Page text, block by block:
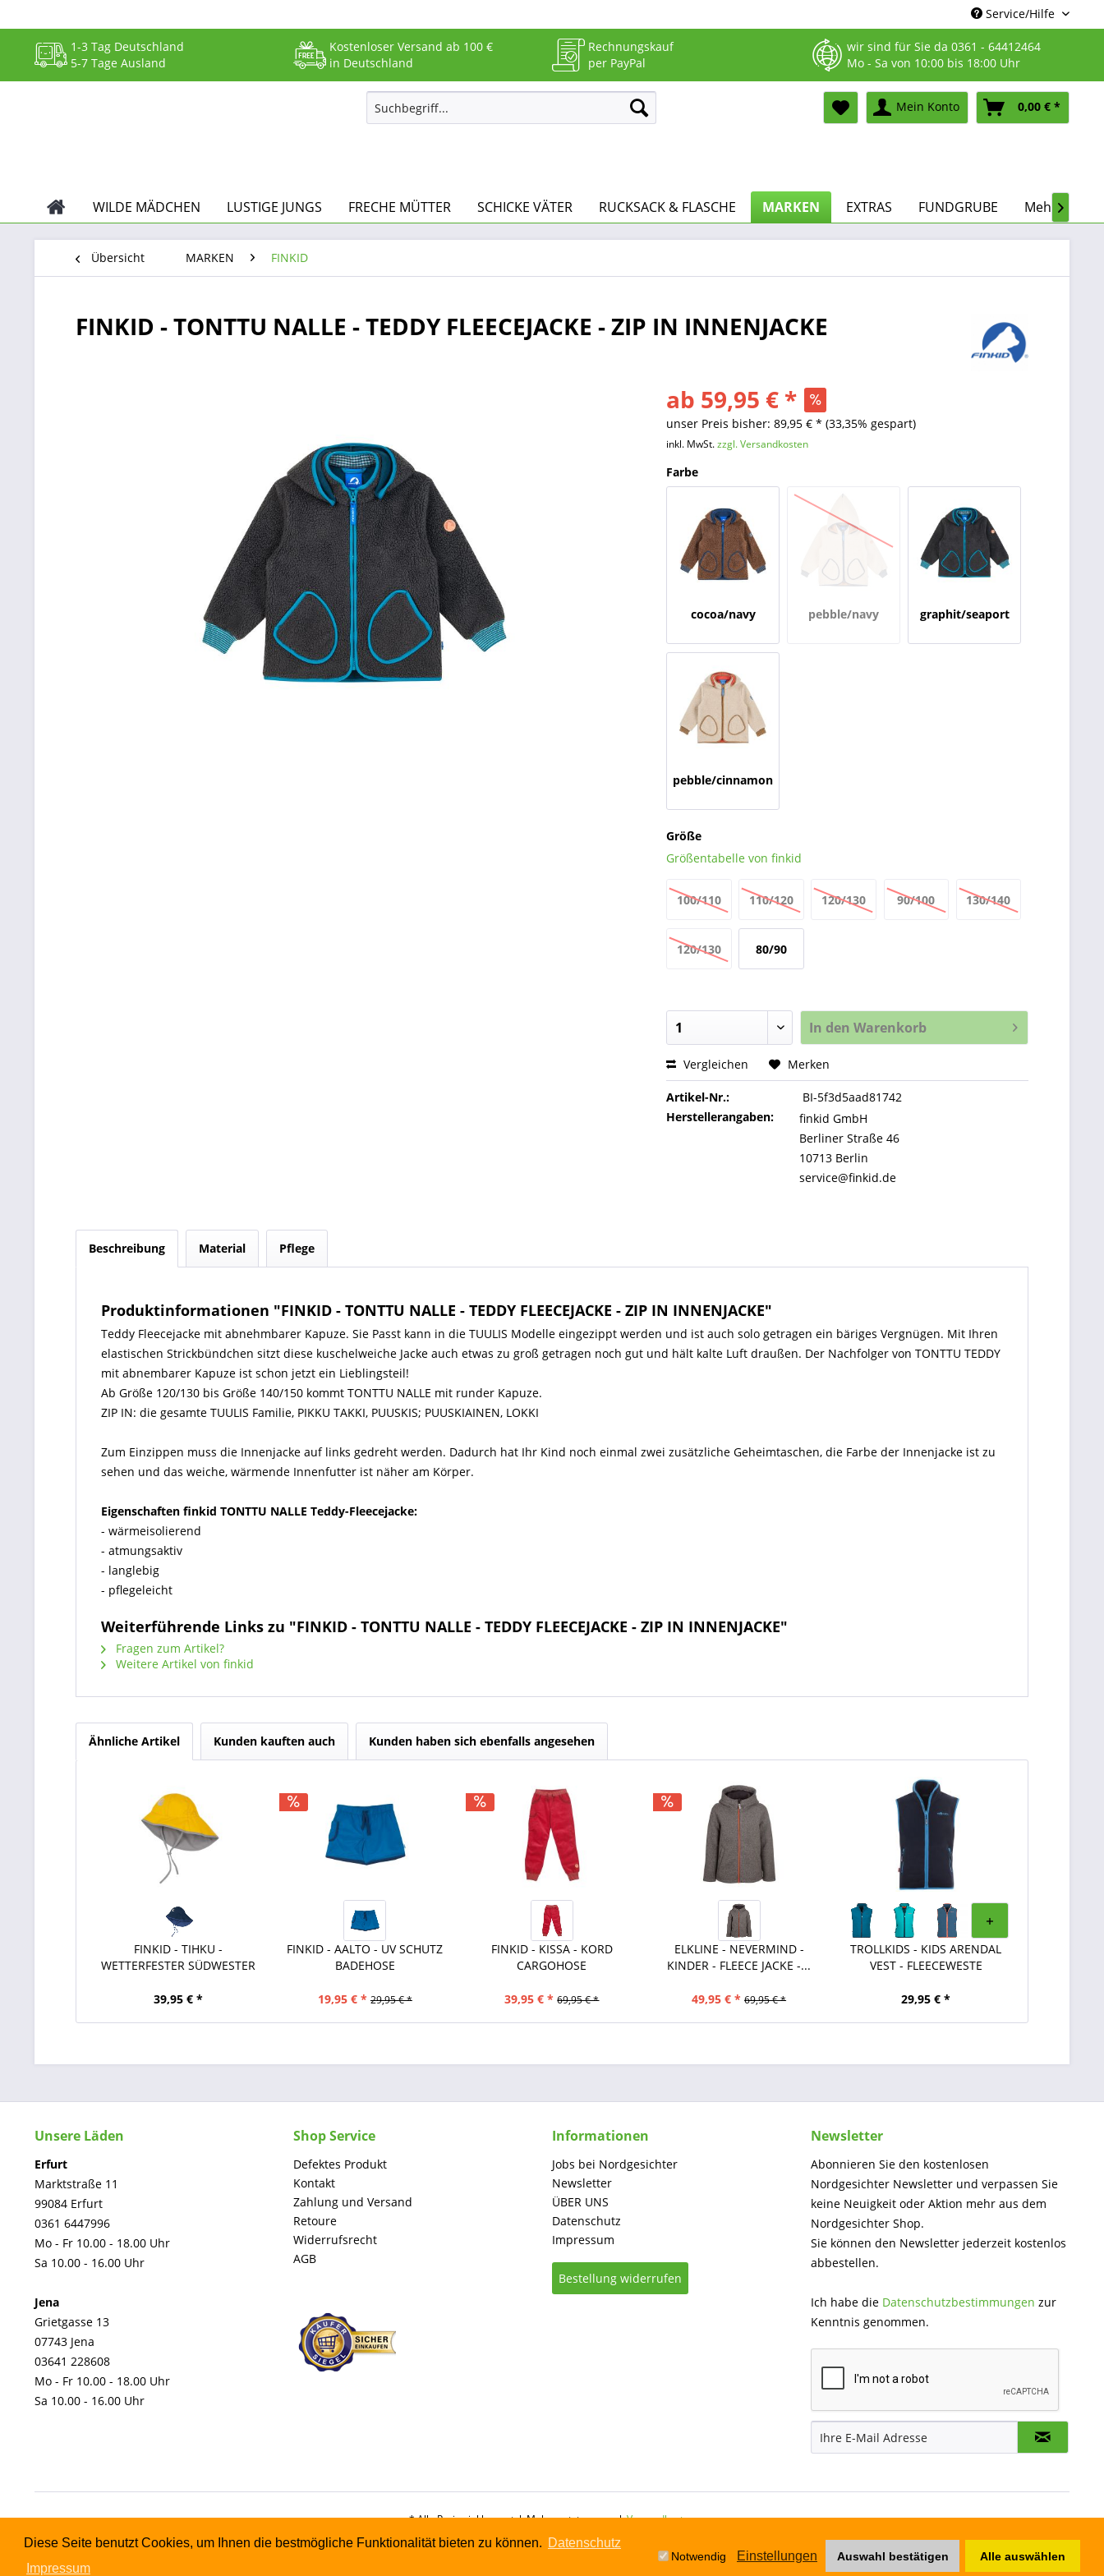
Diese Seite benutzt Cookies, um Ihnen die bestmögliche Funktionalität bieten zu können. Datenschutz
Impressum
Notwendig Einstellungen Auswahl bestätigen Alle auswählen
Service/Hilfe
1-3 Tag Deutschland
5-7 Tage Ausland
Kostenloser Versand ab 100 €
in Deutschland
Rechnungskauf
per PayPal
wir sind für Sie da 0361 - 64412464
Mo - Sa von 10:00 bis 18:00 Uhr
Mein Konto 0,00 € *
WILDE MÄDCHEN LUSTIGE JUNGS FRECHE MÜTTER SCHICKE VÄTER RUCKSACK & FLASCHE MARKEN EXTRAS FUNDGRUBE Mehr...

Übersicht MARKEN FINKID
FINKID - TONTTU NALLE - TEDDY FLEECEJACKE - ZIP IN INNENJACKE
ab 59,95 € *
unser Preis bisher: 89,95 € * (33,35% gespart)
inkl. MwSt.zzgl. Versandkosten
Farbe
cocoa/navy pebble/navy graphit/seaport
pebble/cinnamon
Größe
Größentabelle von finkid
100/110 110/120 120/130 90/100 130/140
120/130
rund
80/90
In den Warenkorb
Vergleichen Merken
Artikel-Nr.:
BI-5f3d5aad81742
Herstellerangaben:
finkid GmbH
Berliner Straße 46
10713 Berlin
service@finkid.de
Beschreibung Material Pflege
Produktinformationen "FINKID - TONTTU NALLE - TEDDY FLEECEJACKE - ZIP IN INNENJACKE"
Teddy Fleecejacke mit abnehmbarer Kapuze. Sie Passt kann in die TUULIS Modelle eingezippt werden und ist auch solo getragen ein bäriges Vergnügen. Mit Ihren
elastischen Strickbündchen sitzt diese kuschelweiche Jacke auch etwas zu groß getragen noch gut und hält kalte Luft draußen. Der Nachfolger von TONTTU TEDDY
mit abnembarer Kapuze ist schon jetzt ein Lieblingsteil!
Ab Größe 120/130 bis Größe 140/150 kommt TONTTU NALLE mit runder Kapuze.
ZIP IN: die gesamte TUULIS Familie, PIKKU TAKKI, PUUSKIS; PUUSKIAINEN, LOKKI
Zum Einzippen muss die Innenjacke auf links gedreht werden. Dadurch hat Ihr Kind noch einmal zwei zusätzliche Geheimtaschen, die Farbe der Innenjacke ist zu
sehen und das weiche, wärmende Innenfutter ist näher am Körper.
Eigenschaften finkid TONTTU NALLE Teddy-Fleecejacke:
- wärmeisolierend
- atmungsaktiv
- langlebig
- pflegeleicht
Weiterführende Links zu "FINKID - TONTTU NALLE - TEDDY FLEECEJACKE - ZIP IN INNENJACKE"
Fragen zum Artikel?
Weitere Artikel von finkid
Ähnliche Artikel Kunden kauften auch Kunden haben sich ebenfalls angesehen
FINKID - TIHKU -
WETTERFESTER SÜDWESTER
39,95 € *
FINKID - AALTO - UV SCHUTZ
BADEHOSE
19,95 € * 29,95 € *
FINKID - KISSA - KORD
CARGOHOSE
39,95 € * 69,95 € *
ELKLINE - NEVERMIND -
KINDER - FLEECE JACKE -...
49,95 € * 69,95 € *
TROLLKIDS - KIDS ARENDAL
VEST - FLEECEWESTE
29,95 € *
Unsere Läden
Erfurt
Marktstraße 11
99084 Erfurt
0361 6447996
Mo - Fr 10.00 - 18.00 Uhr
Sa 10.00 - 16.00 Uhr
Jena
Grietgasse 13
07743 Jena
03641 228608
Mo - Fr 10.00 - 18.00 Uhr
Sa 10.00 - 16.00 Uhr
Shop Service
Defektes Produkt
Kontakt
Zahlung und Versand
Retoure
Widerrufsrecht
AGB
Informationen
Jobs bei Nordgesichter
Newsletter
ÜBER UNS
Datenschutz
Impressum
Bestellung widerrufen
Newsletter
Abonnieren Sie den kostenlosen
Nordgesichter Newsletter und verpassen Sie
keine Neuigkeit oder Aktion mehr aus dem
Nordgesichter Shop.
Sie können den Newsletter jederzeit kostenlos
abbestellen.
Ich habe die Datenschutzbestimmungen zur
Kenntnis genommen.
* Alle Preise inkl. gesetzl. Mehrwertsteuer zzgl.Versandkosten